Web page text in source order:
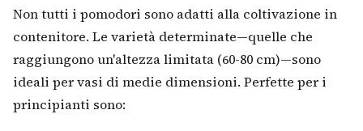
Non tutti i pomodori sono adatti alla coltivazione in
contenitore. Le varietà determinate—quelle che
raggiungono un'altezza limitata (60-80 cm)—sono
ideali per vasi di medie dimensioni. Perfette per i
principianti sono: